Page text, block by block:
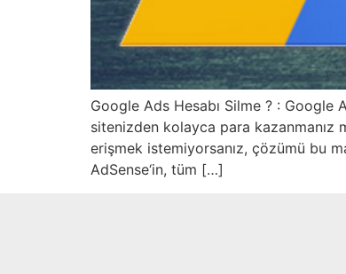
Google Ads Hesabı Silme ? :
sitenizden kolayca para kazanmanız
erişmek istemiyorsanız, çözümü bu
AdSense‘in, tüm […]